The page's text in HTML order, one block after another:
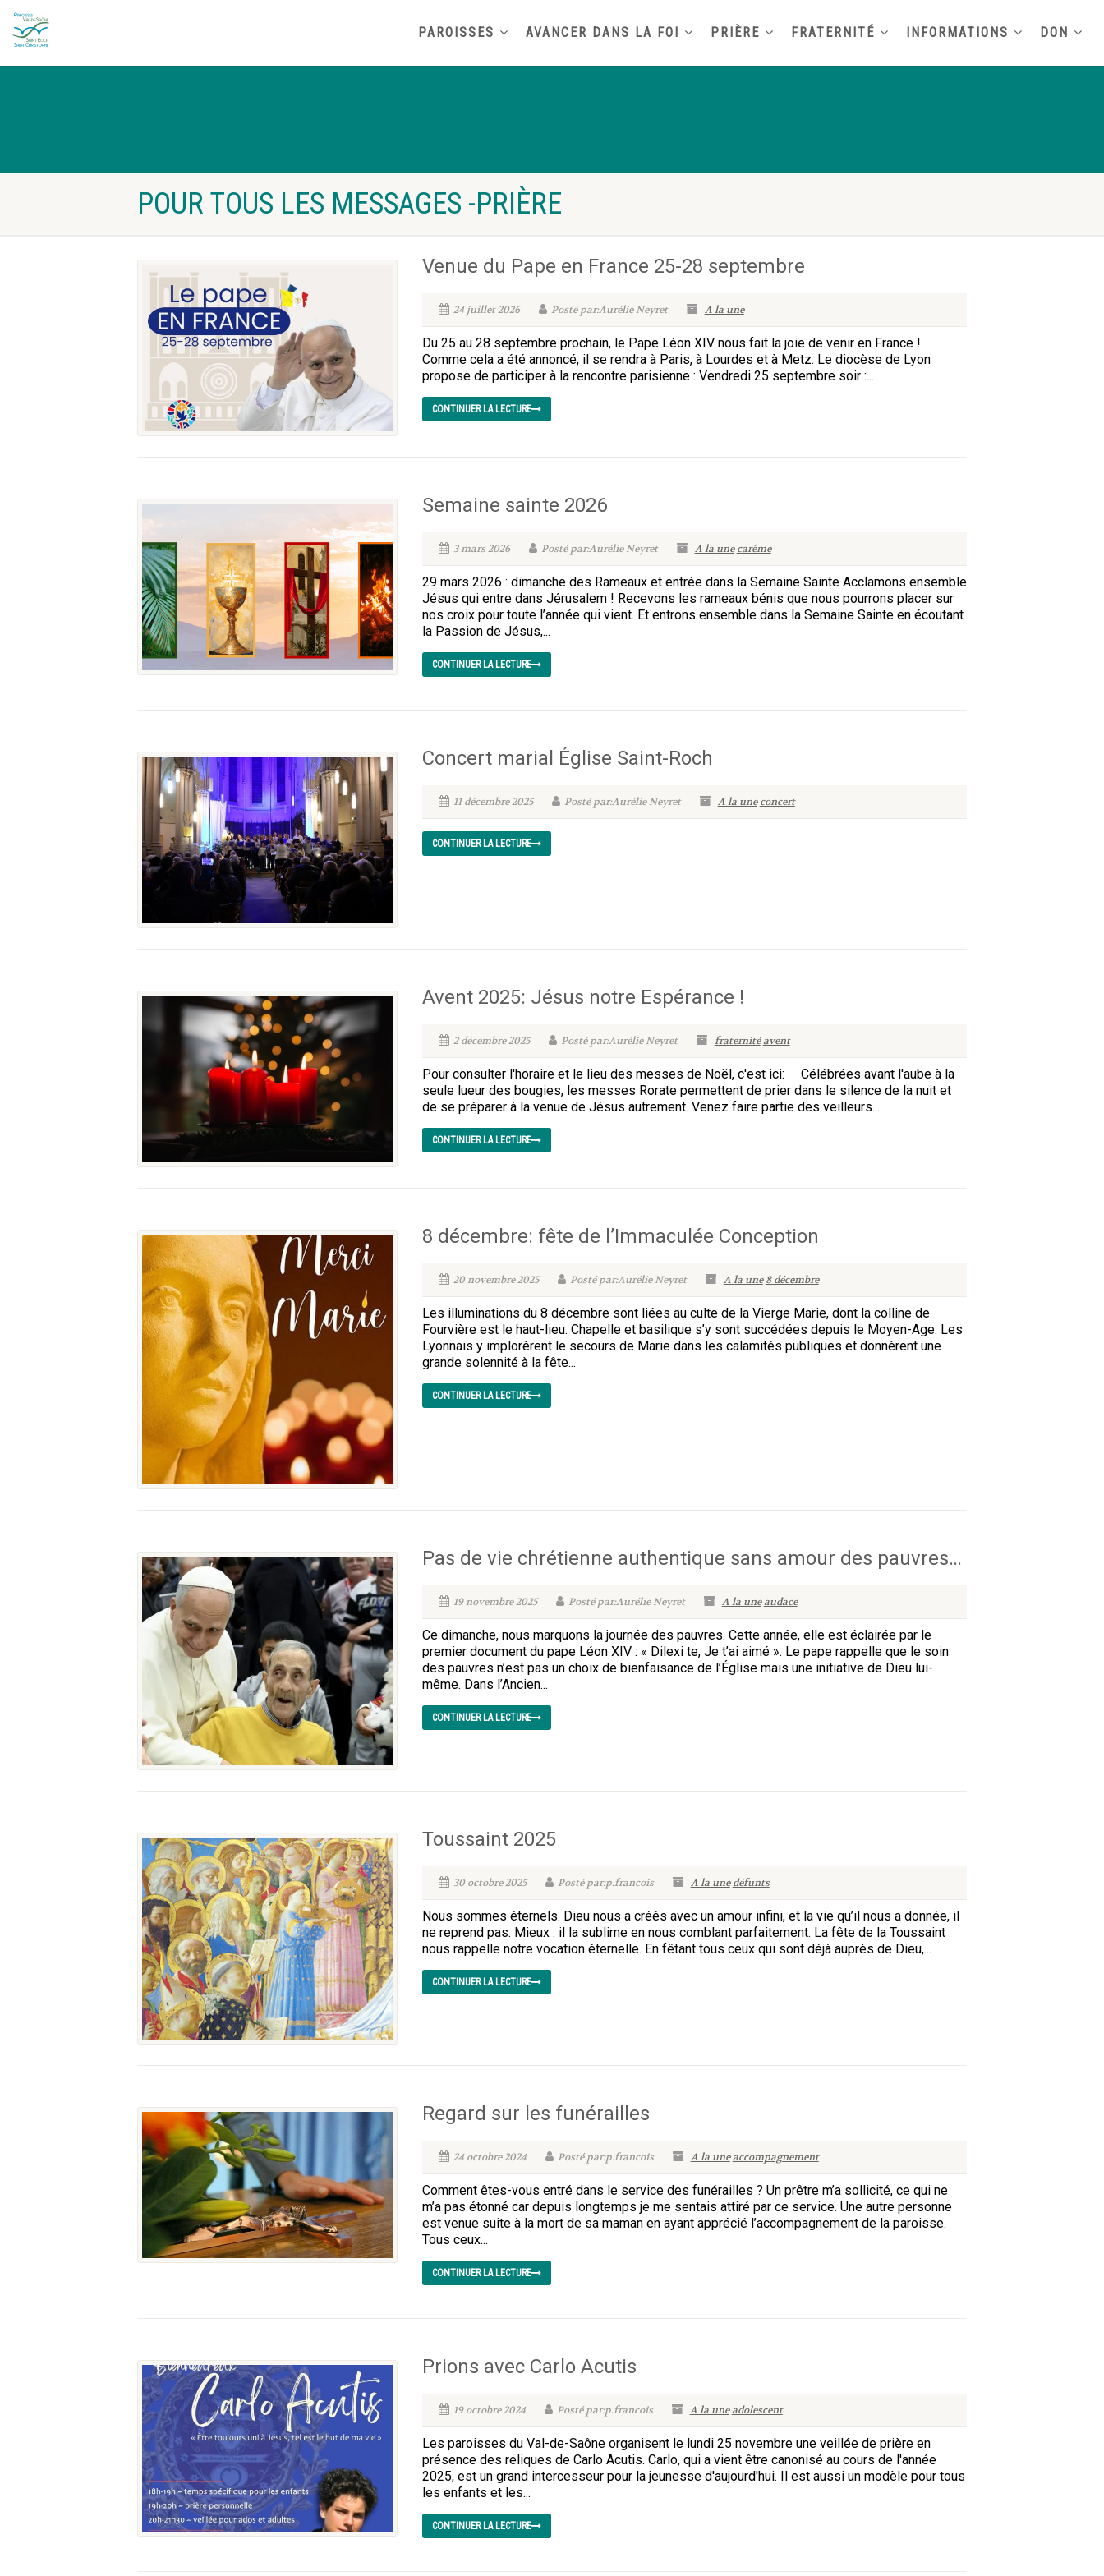
PAROISSES AVANCER DANS LA FOI PRIÈRE FRATERNITÉ INFORMATIONS DON
POUR TOUS LES MESSAGES -PRIÈRE
Venue du Pape en France 25-28 septembre
24 juillet 2026 Posté par:Aurélie Neyret A la une
Du 25 au 28 septembre prochain, le Pape Léon XIV nous fait la joie de venir en France !
Comme cela a été annoncé, il se rendra à Paris, à Lourdes et à Metz. Le diocèse de Lyon
propose de participer à la rencontre parisienne : Vendredi 25 septembre soir :...
CONTINUER LA LECTURE
Semaine sainte 2026
3 mars 2026 Posté par:Aurélie Neyret A la une carême
29 mars 2026 : dimanche des Rameaux et entrée dans la Semaine Sainte Acclamons ensemble
Jésus qui entre dans Jérusalem ! Recevons les rameaux bénis que nous pourrons placer sur
nos croix pour toute l’année qui vient. Et entrons ensemble dans la Semaine Sainte en écoutant
la Passion de Jésus,...
CONTINUER LA LECTURE
Concert marial Église Saint-Roch
11 décembre 2025 Posté par:Aurélie Neyret A la une concert
CONTINUER LA LECTURE
Avent 2025: Jésus notre Espérance !
2 décembre 2025 Posté par:Aurélie Neyret fraternité avent
Pour consulter l'horaire et le lieu des messes de Noël, c'est ici: Célébrées avant l'aube à la
seule lueur des bougies, les messes Rorate permettent de prier dans le silence de la nuit et
de se préparer à la venue de Jésus autrement. Venez faire partie des veilleurs...
CONTINUER LA LECTURE
8 décembre: fête de l’Immaculée Conception
20 novembre 2025 Posté par:Aurélie Neyret A la une 8 décembre
Les illuminations du 8 décembre sont liées au culte de la Vierge Marie, dont la colline de
Fourvière est le haut-lieu. Chapelle et basilique s’y sont succédées depuis le Moyen-Age. Les
Lyonnais y implorèrent le secours de Marie dans les calamités publiques et donnèrent une
grande solennité à la fête...
CONTINUER LA LECTURE
Pas de vie chrétienne authentique sans amour des pauvres…
19 novembre 2025 Posté par:Aurélie Neyret A la une audace
Ce dimanche, nous marquons la journée des pauvres. Cette année, elle est éclairée par le
premier document du pape Léon XIV : « Dilexi te, Je t’ai aimé ». Le pape rappelle que le soin
des pauvres n’est pas un choix de bienfaisance de l’Église mais une initiative de Dieu lui-
même. Dans l’Ancien...
CONTINUER LA LECTURE
Toussaint 2025
30 octobre 2025 Posté par:p.francois A la une défunts
Nous sommes éternels. Dieu nous a créés avec un amour infini, et la vie qu’il nous a donnée, il
ne reprend pas. Mieux : il la sublime en nous comblant parfaitement. La fête de la Toussaint
nous rappelle notre vocation éternelle. En fêtant tous ceux qui sont déjà auprès de Dieu,...
CONTINUER LA LECTURE
Regard sur les funérailles
24 octobre 2024 Posté par:p.francois A la une accompagnement
Comment êtes-vous entré dans le service des funérailles ? Un prêtre m’a sollicité, ce qui ne
m’a pas étonné car depuis longtemps je me sentais attiré par ce service. Une autre personne
est venue suite à la mort de sa maman en ayant apprécié l’accompagnement de la paroisse.
Tous ceux...
CONTINUER LA LECTURE
Prions avec Carlo Acutis
19 octobre 2024 Posté par:p.francois A la une adolescent
Les paroisses du Val-de-Saône organisent le lundi 25 novembre une veillée de prière en
présence des reliques de Carlo Acutis. Carlo, qui a vient être canonisé au cours de l'année
2025, est un grand intercesseur pour la jeunesse d'aujourd'hui. Il est aussi un modèle pour tous
les enfants et les...
CONTINUER LA LECTURE